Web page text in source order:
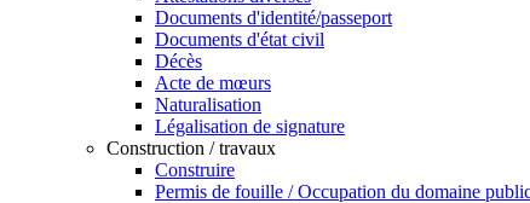
Documents d'identité/passeport
Documents d'état civil
Décès
Acte de mœurs
Naturalisation
Légalisation de signature
Construction / travaux
Construire
Permis de fouille / Occupation du domaine